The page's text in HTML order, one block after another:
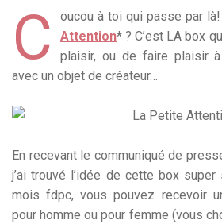
C oucou à toi qui passe par
Attention* ? C’est LA box
plaisir, ou de faire plaisir
avec un objet de créateur…
En recevant le communiqué de
j’ai trouvé l’idée de cette box
mois fdpc, vous pouvez recevoir
pour homme ou pour femme (vous